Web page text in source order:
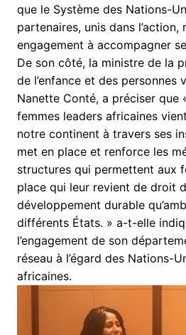
que le Système des Nations-
partenaires, unis dans
engagement à accompagner
De son côté, la ministre de la
de l’enfance et des personnes
Nanette Conté, a préciser que
femmes leaders africaines
notre continent à travers ses
met en place et renforce les
structures qui permettent aux
place qui leur revient de droit
développement durable
différents États. » a-t-elle
l’engagement de son
réseau à l’égard des Nations-
africaines.